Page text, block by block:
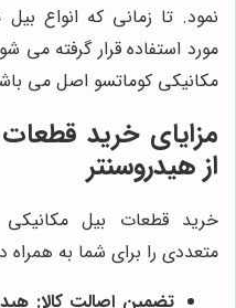
نمود. تا زمانی که انواع
مورد استفاده قرار گرفته می
مکانیکی کوماتسو اصل می
مزایای خرید
از هیدروسنتر
خرید قطعات بیل مکانیکی
متعددی را برای شما به همراه
تضمین اصالت کالا: